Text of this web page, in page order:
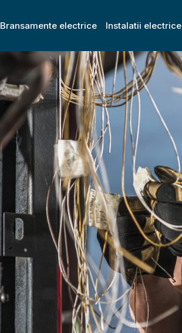
Bransamente electrice Instalatii electrice